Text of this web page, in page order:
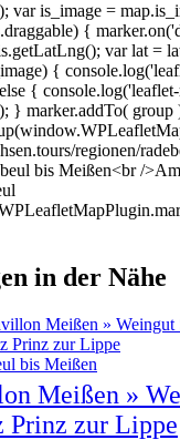
var is_image =
{
var lat =
{
{
} marker.addTo( group
regionen/
bis Meißen<br /
in der Nähe
bis Meißen
Meißen »
Prinz zur Lippe